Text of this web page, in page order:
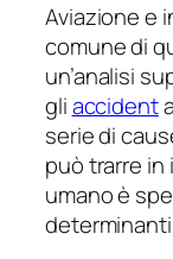
Aviazione e
comune di
un’analisi
gliaccident
serie di
può trarre
umanoè